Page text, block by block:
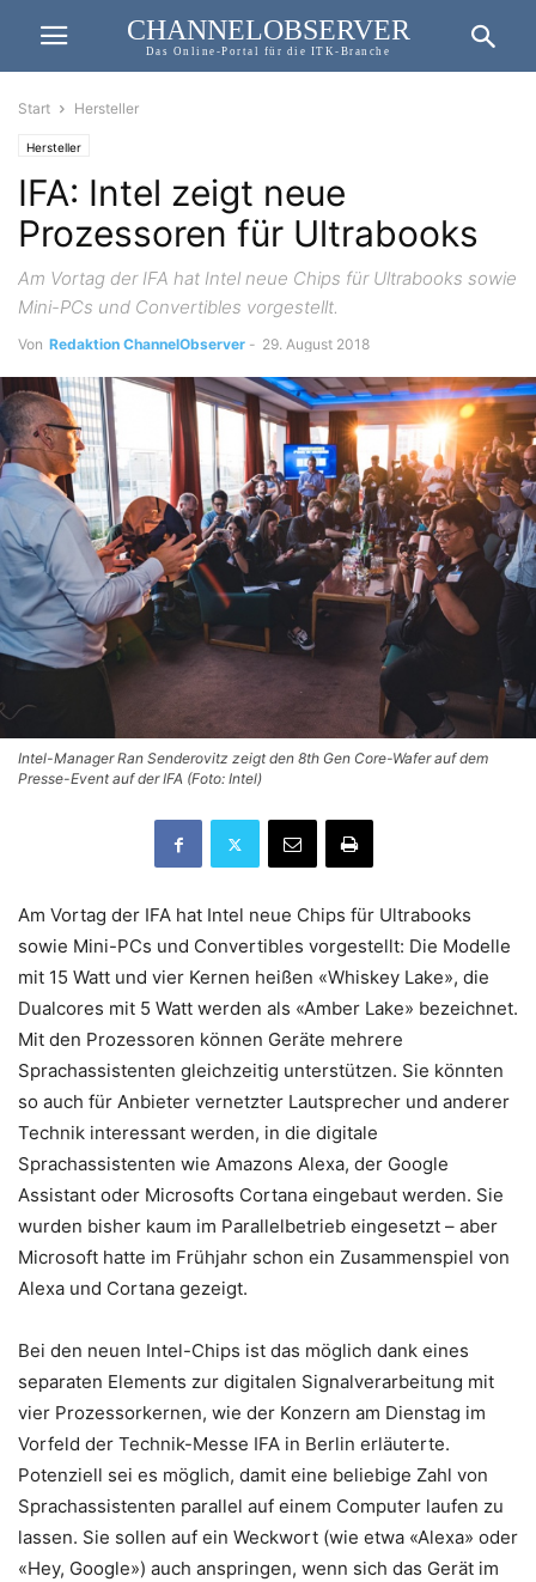
CHANNELOBSERVER
Das Online-Portal für die ITK-Branche
Start Hersteller
Hersteller
IFA: Intel zeigt neue
Prozessoren für Ultrabooks
Am Vortag der IFA hat Intel neue Chips für Ultrabooks sowie
Mini-PCs und Convertibles vorgestellt.
Von Redaktion ChannelObserver - 29. August 2018
Intel-Manager Ran Senderovitz zeigt den 8th Gen Core-Wafer auf dem
Presse-Event auf der IFA (Foto: Intel)
Am Vortag der IFA hat Intel neue Chips für Ultrabooks
sowie Mini-PCs und Convertibles vorgestellt: Die Modelle
mit 15 Watt und vier Kernen heißen «Whiskey Lake», die
Dualcores mit 5 Watt werden als «Amber Lake» bezeichnet.
Mit den Prozessoren können Geräte mehrere
Sprachassistenten gleichzeitig unterstützen. Sie könnten
so auch für Anbieter vernetzter Lautsprecher und anderer
Technik interessant werden, in die digitale
Sprachassistenten wie Amazons Alexa, der Google
Assistant oder Microsofts Cortana eingebaut werden. Sie
wurden bisher kaum im Parallelbetrieb eingesetzt – aber
Microsoft hatte im Frühjahr schon ein Zusammenspiel von
Alexa und Cortana gezeigt.
Bei den neuen Intel-Chips ist das möglich dank eines
separaten Elements zur digitalen Signalverarbeitung mit
vier Prozessorkernen, wie der Konzern am Dienstag im
Vorfeld der Technik-Messe IFA in Berlin erläuterte.
Potenziell sei es möglich, damit eine beliebige Zahl von
Sprachassistenten parallel auf einem Computer laufen zu
lassen. Sie sollen auf ein Weckwort (wie etwa «Alexa» oder
«Hey, Google») auch anspringen, wenn sich das Gerät im